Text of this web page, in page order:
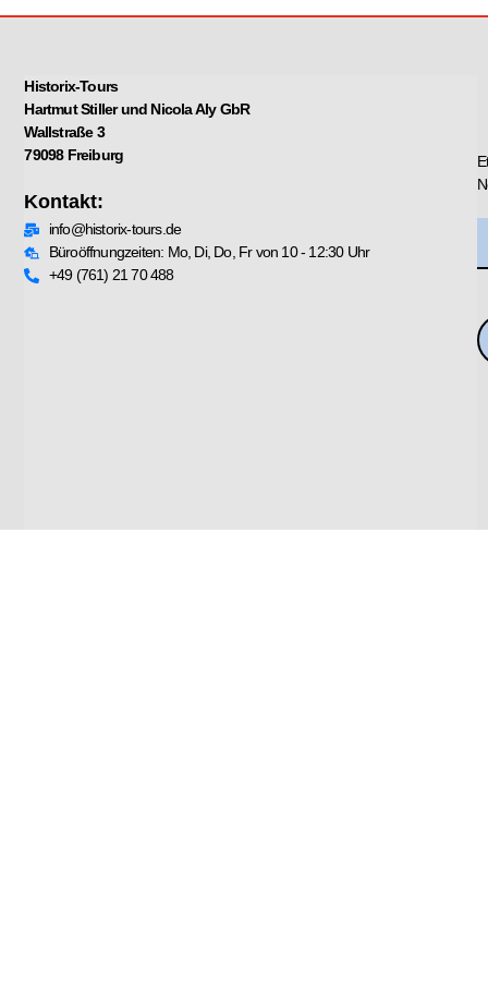
Historix-Tours
Hartmut Stiller und Nicola Aly GbR
Wallstraße 3
79098 Freiburg
Kontakt:
info@historix-tours.de
Büroöffnungzeiten: Mo, Di, Do, Fr von 10 - 12:30 Uhr
+49 (761) 21 70 488